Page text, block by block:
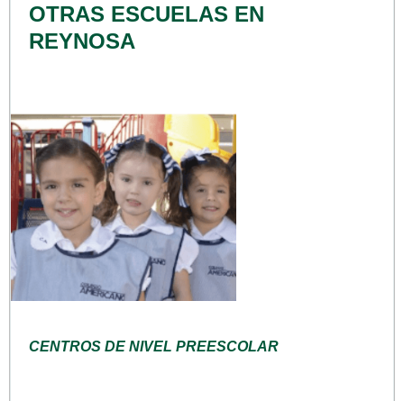
OTRAS ESCUELAS EN
REYNOSA
CENTROS DE NIVEL PREESCOLAR